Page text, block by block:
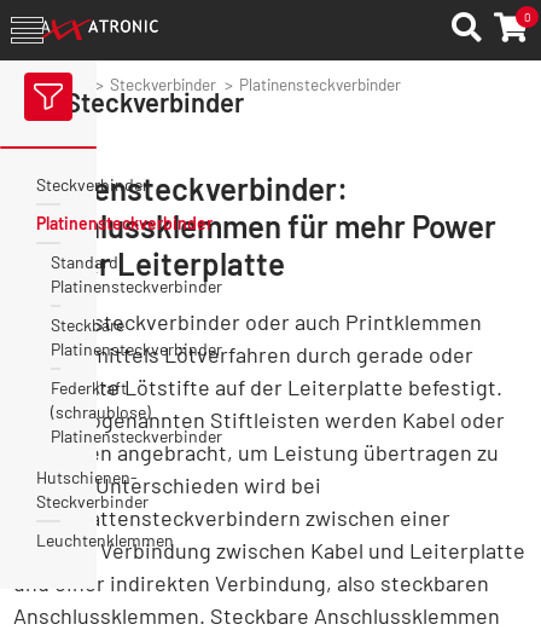
0
Axxatronic Steckverbinder Platinensteckverbinder
Platinensteckverbinder:
Anschlussklemmen für mehr Power
auf der Leiterplatte
Platinensteckverbinder oder auch Printklemmen
werden mittels Lötverfahren durch gerade oder
gewinkelte Lötstifte auf der Leiterplatte befestigt.
An die sogenannten Stiftleisten werden Kabel oder
Leitungen angebracht, um Leistung übertragen zu
können. Unterschieden wird bei
Leiterplattensteckverbindern zwischen einer
direkten Verbindung zwischen Kabel und Leiterplatte
und einer indirekten Verbindung, also steckbaren
Anschlussklemmen. Steckbare Anschlussklemmen
Steckverbinder
Steckverbinder
Platinensteckverbinder
Standard
Platinensteckverbinder
Steckbare
Platinensteckverbinder
Federkraft
(schraublose)
Platinensteckverbinder
Hutschienen-
Steckverbinder
Leuchtenklemmen